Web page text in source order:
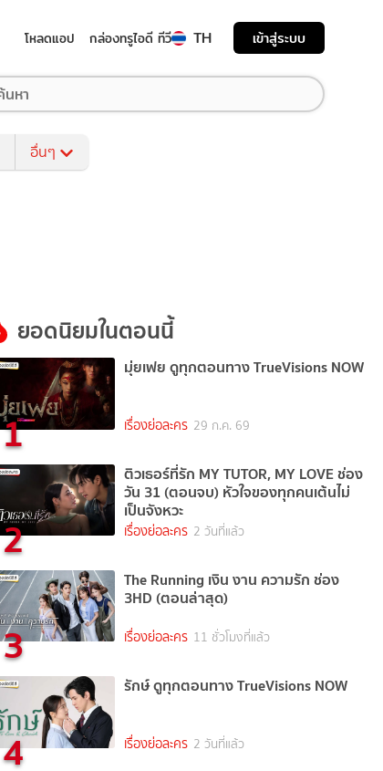
โหลดแอป กล่องทรูไอดี ทีวี TH เข้าสู่ระบบ
อื่นๆ
ยอดนิยมในตอนนี้
1
มุ่ยเฟย ดูทุกตอนทาง TrueVisions NOW
เรื่องย่อละคร 29 ก.ค. 69
2
ติวเธอร์ที่รัก MY TUTOR, MY LOVE ช่อง
วัน 31 (ตอนจบ) หัวใจของทุกคนเต้นไม่
เป็นจังหวะ
เรื่องย่อละคร 2 วันที่แล้ว
3
The Running เงิน งาน ความรัก ช่อง
3HD (ตอนล่าสุด)
เรื่องย่อละคร 11 ชั่วโมงที่แล้ว
4
รักษ์ ดูทุกตอนทาง TrueVisions NOW
เรื่องย่อละคร 2 วันที่แล้ว